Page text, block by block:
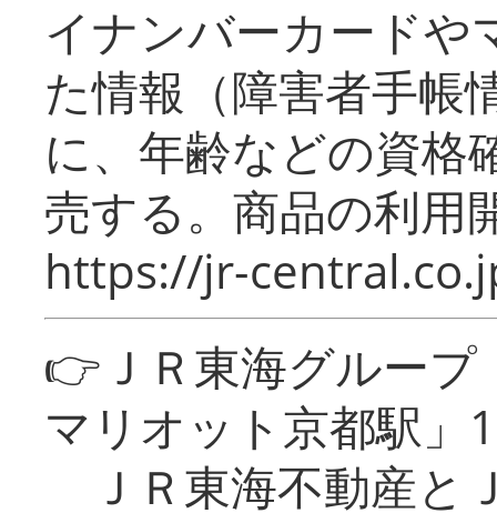
イナンバーカードや
た情報（障害者手帳
に、年齢などの資格
売する。商品の利用
https://jr-
👉ＪＲ東海グルー
マリオット京都駅」
ＪＲ東海不動産と